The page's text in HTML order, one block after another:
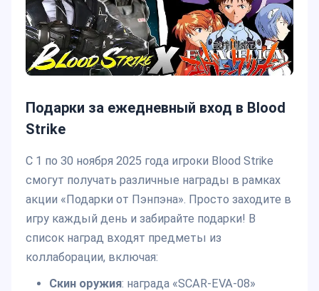
Подарки за ежедневный вход в Blood
Strike
С 1 по 30 ноября 2025 года игроки Blood Strike
смогут получать различные награды в рамках
акции «Подарки от Пэнпэна». Просто заходите в
игру каждый день и забирайте подарки! В
список наград входят предметы из
коллаборации, включая:
Скин оружия: награда «SCAR-EVA-08»